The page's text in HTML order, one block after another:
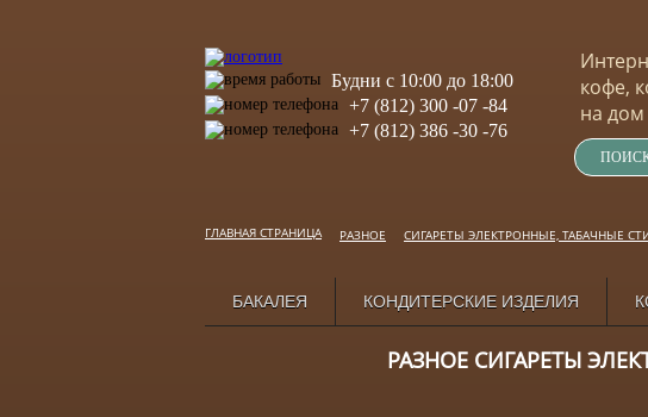
Будни с 10:00 до 18:00
+7 (812) 300 -07 -84
+7 (812) 386 -30 -76
кофе,
на
ГЛАВНАЯ СТРАНИЦА РАЗНОЕ СИГАРЕТЫ ЭЛЕКТРОННЫЕ, ТАБАЧНЫЕ
БАКАЛЕЯ КОНДИТЕРСКИЕ ИЗДЕЛИЯ
РАЗНОЕ СИГАРЕТЫ